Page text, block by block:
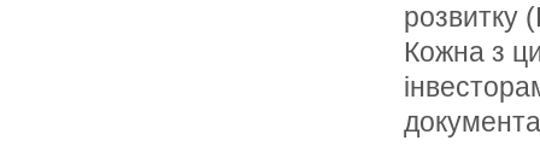
розвитку
Кожна з